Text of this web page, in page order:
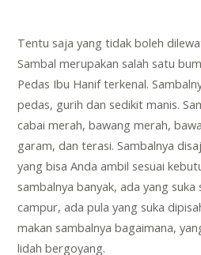
Tentu saja yang tidak boleh
Sambal merupakan salah satu
Pedas Ibu Hanif terkenal.
pedas, gurih dan sedikit manis.
cabai merah, bawang merah,
garam, dan terasi. Sambalnya
yang bisa Anda ambil sesuai
sambalnya banyak, ada yang
campur, ada pula yang suka
makan sambalnya bagaimana,
lidah bergoyang.